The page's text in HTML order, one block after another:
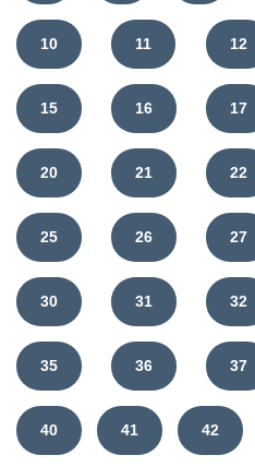
10 11 12
15 16 17
20 21 22
25 26 27
30 31 32
35 36 37
40 41 42